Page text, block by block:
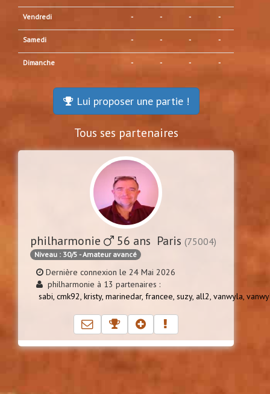
Vendredi - - - -
Samedi - - - -
Dimanche - - - -
Lui proposer une partie !
Tous ses partenaires
philharmonie 56 ans Paris (75004)
Niveau : 30/5 - Amateur avancé
Dernière connexion le 24 Mai 2026
philharmonie à 13 partenaires :
sabi, cmk92, kristy, marinedar, francee, suzy, all2, vanwyla,